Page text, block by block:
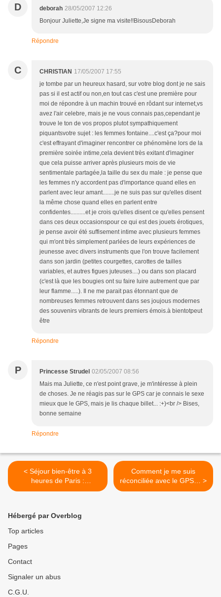
D deborah 28/05/2007 12:26
Bonjour Juliette,Je signe ma visite!!BisousDeborah
Répondre
C CHRISTIAN 17/05/2007 17:55
je tombe par un heureux hasard, sur votre blog dont je ne sais
pas si il est actif ou non,en tout cas c'est une première pour
moi de répondre à un machin trouvé en rôdant sur internet,vs
avez l'air celebre, mais je ne vous connais pas,cependant je
trouve le ton de vos propos plutot sympathiquement
piquantsvotre sujet : les femmes fontaine....c'est ça?pour moi
c'est effrayant d'imaginer rencontrer ce phénomène lors de la
première soirée intime,cela devient très exitant d'imaginer
que cela puisse arriver après plusieurs mois de vie
sentimentale partagée,la taille du sex du male : je pense que
les femmes n'y accordent pas d'importance quand elles en
parlent avec leur amant........je ne suis pas sur qu'elles disent
la même chose quand elles en parlent entre
confidentes..........et je crois qu'elles disent ce qu'elles pensent
dans ces deux occasionspour ce qui est des jouets érotiques,
je pense avoir été suffisement intime avec plusieurs femmes
qui m'ont très simplement parlées de leurs expériences de
jeunesse avec divers instruments que l'on trouve facilement
dans son jardin (petites courgettes, carottes de tailles
variables, et autres figues juteuses....) ou dans son placard
(c'est là que les bougies ont su faire luire autrement que par
leur flamme.....). Il ne me parait pas étonnant que de
nombreuses femmes retrouvent dans ses joujous modernes
des souvenirs vibrants de leurs premiers émois.à bientotpeut
être
Répondre
P Princesse Strudel 02/05/2007 08:56
Mais ma Juliette, ce n'est point grave, je m'intéresse à plein
de choses. Je ne réagis pas sur le GPS car je connais le sexe
mieux que le GPS, mais je lis chaque billet... :+)<br /> Bises,
bonne semaine
Répondre
< Séjour bien-être à 3
heures de Paris :
Découvrez le charme
Comment je me suis
réconciliée avec le GPS… >
Hébergé par Overblog
Top articles
Pages
Contact
Signaler un abus
C.G.U.